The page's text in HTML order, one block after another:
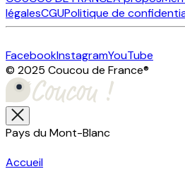
légalesCGUPolitique de
FacebookInstagramYouTube
© 2025 Coucou de France®
Pays du Mont-Blanc
Accueil